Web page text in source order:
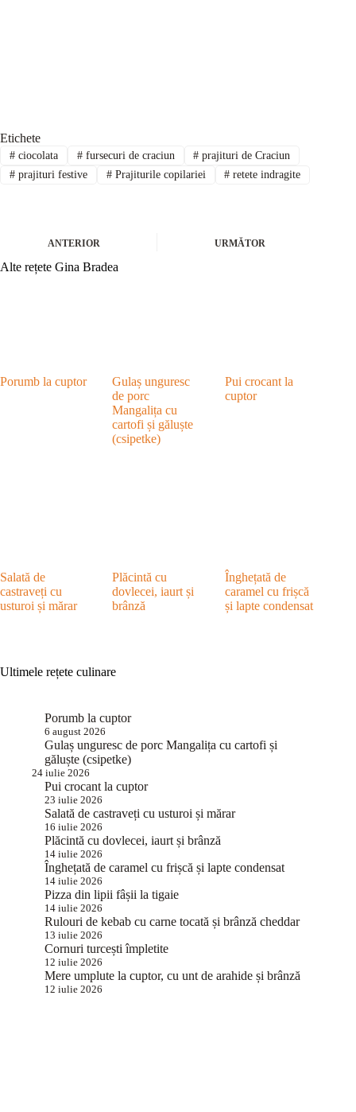
Etichete
#ciocolata #fursecuri de craciun # prajituri de Craciun
#prajituri festive #Prajiturile copilariei # retete indragite
ANTERIOR URMĂTOR
Alte rețete Gina Bradea
Porumb la cuptor
Gulaș unguresc
de porc
Mangalița cu
cartofi și găluște
(csipetke)
Pui crocant la
cuptor
Salată de
castraveți cu
usturoi și mărar
Plăcintă cu
dovlecei, iaurt și
brânză
Înghețată de
caramel cu frișcă
și lapte condensat
Ultimele rețete culinare
Porumb la cuptor
6 august 2026
Gulaș unguresc de porc Mangalița cu cartofi și
găluște (csipetke)
24 iulie 2026
Pui crocant la cuptor
23 iulie 2026
Salată de castraveți cu usturoi și mărar
16 iulie 2026
Plăcintă cu dovlecei, iaurt și brânză
14 iulie 2026
Înghețată de caramel cu frișcă și lapte condensat
14 iulie 2026
Pizza din lipii fâșii la tigaie
14 iulie 2026
Rulouri de kebab cu carne tocată și brânză cheddar
13 iulie 2026
Cornuri turcești împletite
12 iulie 2026
Mere umplute la cuptor, cu unt de arahide și brânză
12 iulie 2026